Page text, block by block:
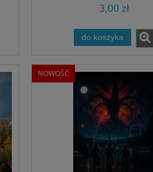
3,00 zł
do koszyka
NOWOŚĆ